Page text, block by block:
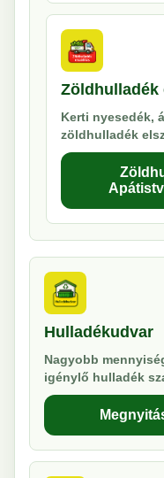
Zöldhulladék
Kerti nyesedék,
zöldhulladék
Hulladékudvar
Nagyobb
igénylő hulladék